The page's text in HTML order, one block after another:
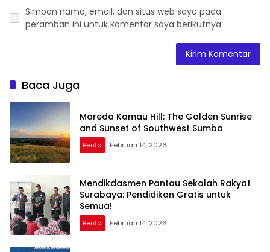
Simpan nama, email, dan situs web saya pada
peramban ini untuk komentar saya berikutnya.
Baca Juga
Mareda Kamau Hill: The Golden Sunrise
and Sunset of Southwest Sumba
Berita Februari 14, 2026
Mendikdasmen Pantau Sekolah Rakyat
Surabaya: Pendidikan Gratis untuk
Semua!
Berita Februari 14, 2026